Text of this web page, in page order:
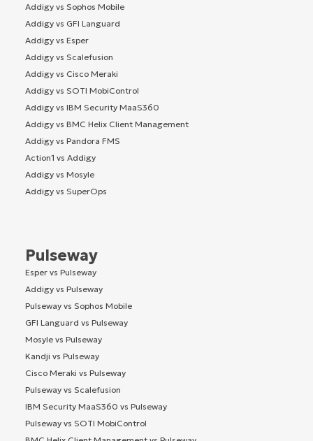
Addigy vs Sophos Mobile
Addigy vs GFI Languard
Addigy vs Esper
Addigy vs Scalefusion
Addigy vs Cisco Meraki
Addigy vs SOTI MobiControl
Addigy vs IBM Security MaaS360
Addigy vs BMC Helix Client Management
Addigy vs Pandora FMS
Action1 vs Addigy
Addigy vs Mosyle
Addigy vs SuperOps
Pulseway
Esper vs Pulseway
Addigy vs Pulseway
Pulseway vs Sophos Mobile
GFI Languard vs Pulseway
Mosyle vs Pulseway
Kandji vs Pulseway
Cisco Meraki vs Pulseway
Pulseway vs Scalefusion
IBM Security MaaS360 vs Pulseway
Pulseway vs SOTI MobiControl